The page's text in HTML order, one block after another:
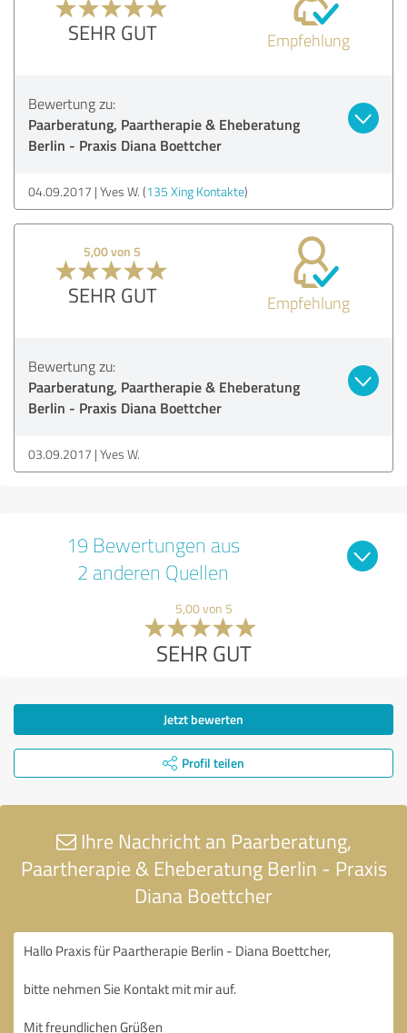
SEHR GUT Empfehlung
Bewertung zu:
Paarberatung, Paartherapie & Eheberatung
Berlin - Praxis Diana Boettcher
04.09.2017 Yves W. (135 Xing Kontakte)
5,00 von 5
SEHR GUT Empfehlung
Bewertung zu:
Paarberatung, Paartherapie & Eheberatung
Berlin - Praxis Diana Boettcher
03.09.2017 Yves W.
19 Bewertungen aus
2 anderen Quellen
5,00 von 5
SEHR GUT
Jetzt bewerten
Profil teilen
Ihre Nachricht an Paarberatung,
Paartherapie & Eheberatung Berlin - Praxis
Diana Boettcher